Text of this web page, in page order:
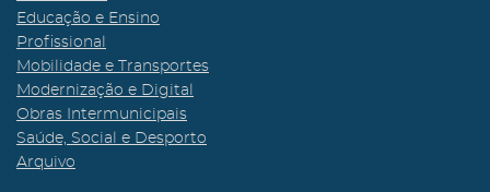
Educação e Ensino
Profissional
Mobilidade e Transportes
Modernização e Digital
Obras Intermunicipais
Saúde, Social e Desporto
Arquivo